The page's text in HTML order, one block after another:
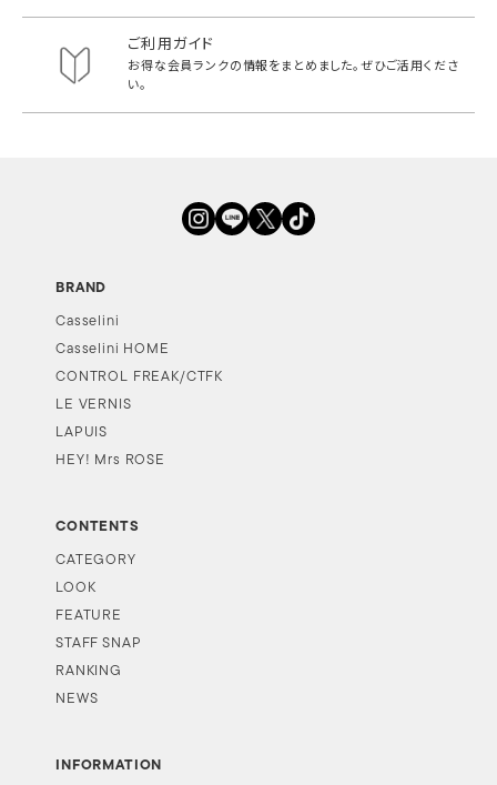
ご利用ガイド
お得な会員ランクの情報をまとめました。ぜひご活用くださ
い。
BRAND
Casselini
Casselini HOME
CONTROL FREAK/CTFK
LE VERNIS
LAPUIS
HEY! Mrs ROSE
CONTENTS
CATEGORY
LOOK
FEATURE
STAFF SNAP
RANKING
NEWS
INFORMATION